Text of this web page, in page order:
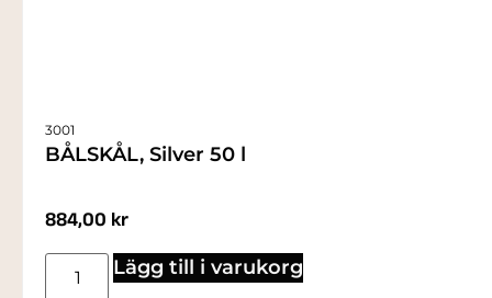
3001
BÅLSKÅL, Silver 50 l
884,00 kr
Lägg till i varukorg